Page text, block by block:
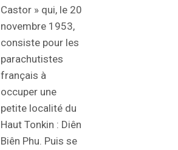
Castor » qui, le 20
novembre 1953,
consiste pour les
parachutistes
français à
occuper une
petite localité du
Haut Tonkin : Diên
Biên Phu. Puis se